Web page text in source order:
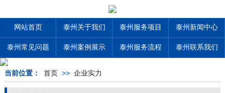
网站首页 泰州关于我们 泰州服务项目 泰州新闻中心
泰州常见问题 泰州案例展示 泰州服务流程 泰州联系我们
当前位置： 首页 >> 企业实力